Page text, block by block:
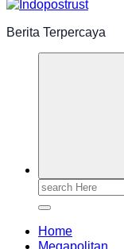
Berita Terpercaya
Search
Home
Megapolitan